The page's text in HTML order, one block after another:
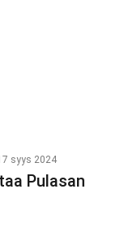
syys 2024
Pulasan